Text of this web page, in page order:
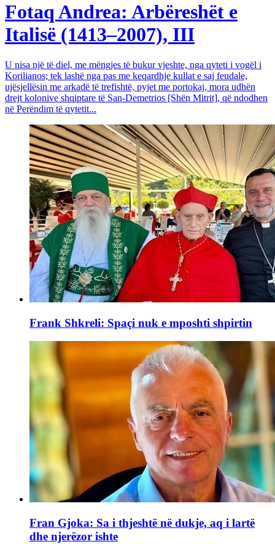
Fotaq Andrea: Arbëreshët e
Italisë (1413–2007), III
U nisa një të diel, me mëngjes të bukur vjeshte, nga qyteti i vogël i
Korilianos; tek lashë nga pas me keqardhje kullat e saj feudale,
ujësjellësin me arkadë të trefishtë, pyjet me portokaj, mora udhën
drejt kolonive shqiptare të San-Demetrios [Shën Mitrit], që ndodhen
në Perëndim të qytetit...
Frank Shkreli: Spaçi nuk e mposhti shpirtin
Fran Gjoka: Sa i thjeshtë në dukje, aq i lartë
dhe njerëzor ishte